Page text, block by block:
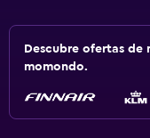
Descubre ofertas de
momondo.